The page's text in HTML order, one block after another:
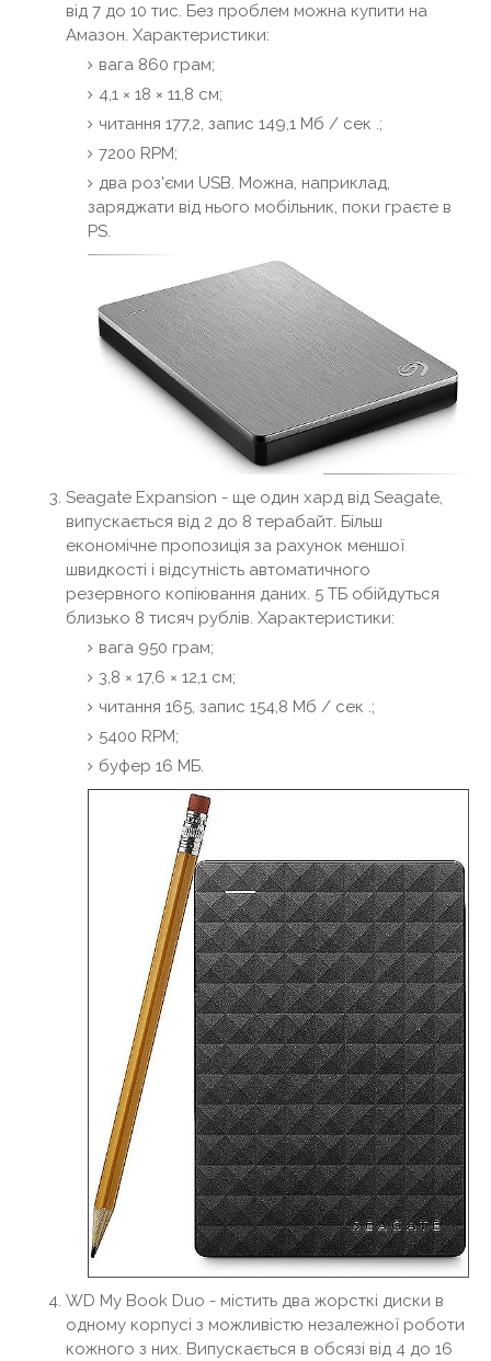
від 7 до 10 тис. Без проблем можна купити на
Амазон. Характеристики:
вага 860 грам;
4,1 × 18 × 11,8 см;
читання 177,2, запис 149,1 Мб / сек .;
7200 RPM;
два роз'єми USB. Можна, наприклад,
заряджати від нього мобільник, поки граєте в
PS.
Seagate Expansion - ще один хард від Seagate,
випускається від 2 до 8 терабайт. Більш
економічне пропозиція за рахунок меншої
швидкості і відсутність автоматичного
резервного копіювання даних. 5 ТБ обійдуться
близько 8 тисяч рублів. Характеристики:
вага 950 грам;
3,8 × 17,6 × 12,1 см;
читання 165, запис 154,8 Мб / сек .;
5400 RPM;
буфер 16 МБ.
WD My Book Duo - містить два жорсткі диски в
одному корпусі з можливістю незалежної роботи
кожного з них. Випускається в обсязі від 4 до 16